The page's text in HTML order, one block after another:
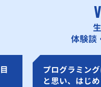
体験談
プログラミン
と思い、はじめ